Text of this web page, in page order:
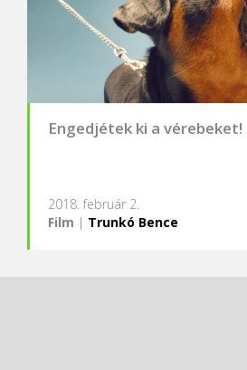
Engedjétek ki a vérebeket!
2018. február 2.
Film | Trunkó Bence